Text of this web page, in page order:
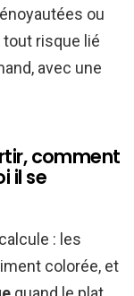
ou
risque lié
avec une
comment
il se
: les
colorée, et